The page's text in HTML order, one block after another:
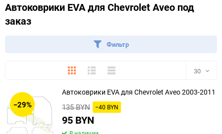
Автоковрики EVA для Chevrolet Aveo под
заказ
Фильтр
ПлиткаПодробноКомпактно 30
30
−29%
Автоковрики EVA для Chevrolet Aveo 2003-2011
135 BYN −40 BYN
95 BYN